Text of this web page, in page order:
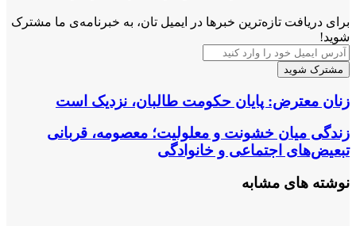
برای دریافت تازه‌ترین خبرها در ایمیل تان، به خبرنامه‌ی ما مشترک
شوید!
آدرس
ایمیل
خود
را
وارد
کنید
زنان
معترض:
پایان
حکومت
طالبان،
است
زنان معترض: پایان حکومت طالبان، نزدیک است
زندگی
میان
خشونت
و
معلولیت؛
زندگی میان خشونت و معلولیت؛ معصومه، قربانی
تبعیض‌های اجتماعی و خانوادگی
نوشته های مشابه